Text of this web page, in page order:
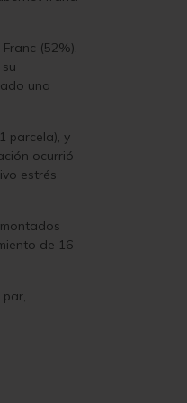
(52%).
una
parcela), y
ocurrió
estrés
de 16